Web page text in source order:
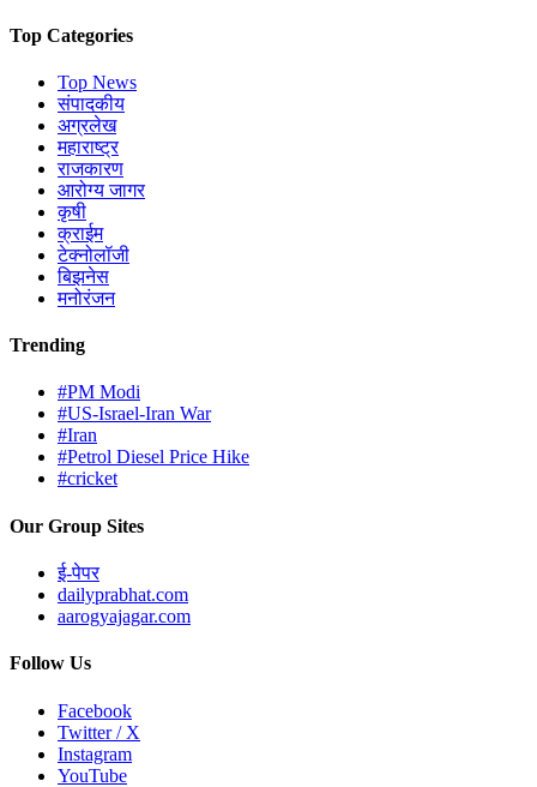
Top Categories
Top News
संपादकीय
अग्रलेख
महाराष्ट्र
राजकारण
आरोग्य जागर
कृषी
क्राईम
टेक्नोलॉजी
बिझनेस
मनोरंजन
Trending
#PM Modi
#US-Israel-Iran War
#Iran
#Petrol Diesel Price Hike
#cricket
Our Group Sites
ई-पेपर
dailyprabhat.com
aarogyajagar.com
Follow Us
Facebook
Twitter / X
Instagram
YouTube